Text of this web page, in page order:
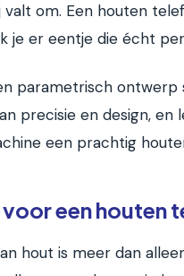
om. Een houten
je er eentje die écht
parametrisch
precisie en design,
een prachtig
een houten
hout is meer dan